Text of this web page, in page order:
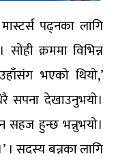
पढ्नका लागि
क्रममा विभिन्न
भएको थियो,’
सपना देखाउनुभयो।
हुन्छ भन्नुभयो।
सदस्य बन्नका लागि